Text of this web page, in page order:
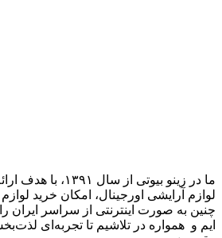
ما در زینو بیوتی از
لوازم آرایشی اورجینال، امکان خرید
چنین به صورت اینترنتی از سراسر ایران
ایم و همواره در تلاشیم تا تجربه‌ای